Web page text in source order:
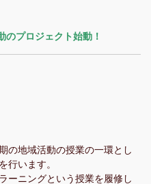
のプロジェクト始動！
の地域活動の授業の一環とし
行います。
ーニングという授業を履修し